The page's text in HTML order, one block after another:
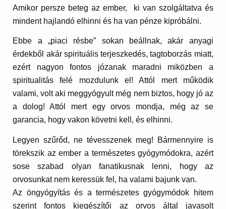
Amikor persze beteg az ember, ki van szolgáltatva és
mindent hajlandó elhinni és ha van pénze kipróbálni.
Ebbe a „piaci résbe” sokan beállnak, akár anyagi
érdekből akár spirituális terjeszkedés, tagtoborzás miatt,
ezért nagyon fontos józanak maradni miközben a
spiritualitás felé mozdulunk el! Attól mert működik
valami, volt aki meggyógyult még nem biztos, hogy jó az
a dolog! Attól mert egy orvos mondja, még az se
garancia, hogy vakon követni kell, és elhinni.
Legyen szűrőd, ne tévesszenek meg! Bármennyire is
törekszik az ember a természetes gyógymódokra, azért
sose szabad olyan fanatikusnak lenni, hogy az
orvosunkat nem keressük fel, ha valami bajunk van.
Az öngyógyítás és a természetes gyógymódok hitem
szerint fontos kiegészítői az orvos által javasolt